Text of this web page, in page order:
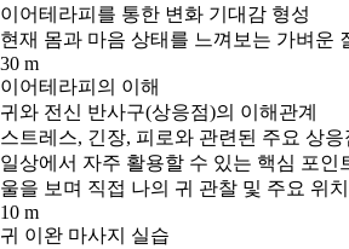
이어테라피를 통한 변화 기대감 형성
현재 몸과 마음 상태를 느껴보는 가벼운
30 m
이어테라피의 이해
귀와 전신 반사구(상응점)의 이해관계
스트레스, 긴장, 피로와 관련된 주요 상응
일상에서 자주 활용할 수 있는 핵심 포인
울을 보며 직접 나의 귀 관찰 및 주요 위
10 m
귀 이완 마사지 실습